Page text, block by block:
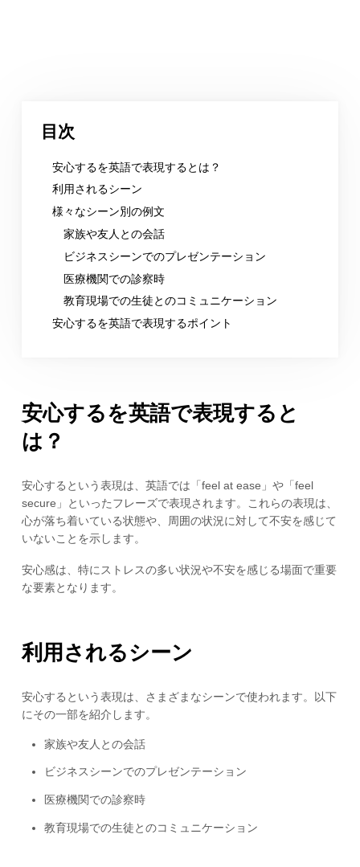
目次
安心するを英語で表現するとは？
利用されるシーン
様々なシーン別の例文
家族や友人との会話
ビジネスシーンでのプレゼンテーション
医療機関での診察時
教育現場での生徒とのコミュニケーション
安心するを英語で表現するポイント
安心するを英語で表現すると
は？
安心するという表現は、英語では「feel at ease」や「feel
secure」といったフレーズで表現されます。これらの表現は、
心が落ち着いている状態や、周囲の状況に対して不安を感じて
いないことを示します。
安心感は、特にストレスの多い状況や不安を感じる場面で重要
な要素となります。
利用されるシーン
安心するという表現は、さまざまなシーンで使われます。以下
にその一部を紹介します。
家族や友人との会話
ビジネスシーンでのプレゼンテーション
医療機関での診察時
教育現場での生徒とのコミュニケーション